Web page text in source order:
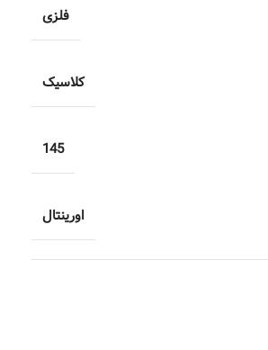
فلزی
کلاسیک
145
اورینتال